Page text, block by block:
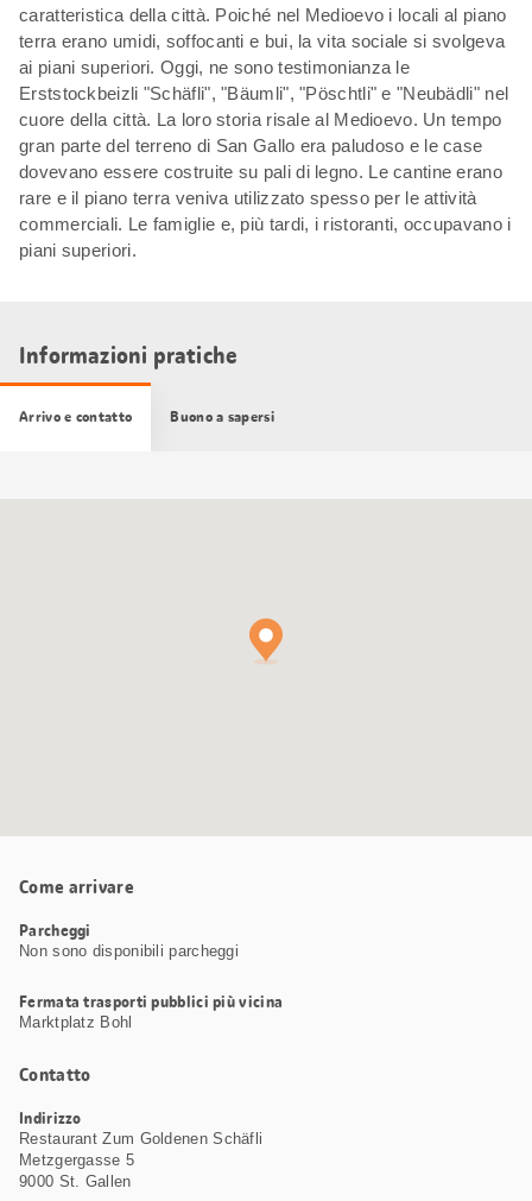
caratteristica della città. Poiché nel Medioevo i locali al piano
terra erano umidi, soffocanti e bui, la vita sociale si svolgeva
ai piani superiori. Oggi, ne sono testimonianza le
Erststockbeizli "Schäfli", "Bäumli", "Pöschtli" e "Neubädli" nel
cuore della città. La loro storia risale al Medioevo. Un tempo
gran parte del terreno di San Gallo era paludoso e le case
dovevano essere costruite su pali di legno. Le cantine erano
rare e il piano terra veniva utilizzato spesso per le attività
commerciali. Le famiglie e, più tardi, i ristoranti, occupavano i
piani superiori.
Informazioni pratiche
Arrivo e contatto Buono a sapersi
Come arrivare
Parcheggi
Non sono disponibili parcheggi
Fermata trasporti pubblici più vicina
Marktplatz Bohl
Contatto
Indirizzo
Restaurant Zum Goldenen Schäfli
Metzgergasse 5
9000 St. Gallen